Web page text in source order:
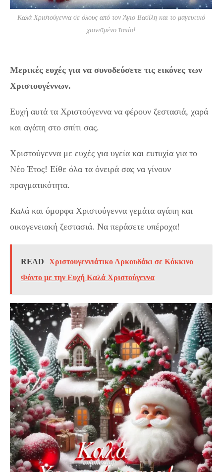
Καλά Χριστούγεννα σε όλους από τον Άγιο Βασίλη και το μαγευτικό
χιονισμένο τοπίο!
Μερικές ευχές για να συνοδεύσετε τις εικόνες των
Χριστουγέννων.
Ευχή αυτά τα Χριστούγεννα να φέρουν ζεστασιά, χαρά
και αγάπη στο σπίτι σας.
Χριστούγεννα με ευχές για υγεία και ευτυχία για το
Νέο Έτος! Είθε όλα τα όνειρά σας να γίνουν
πραγματικότητα.
Καλά και όμορφα Χριστούγεννα γεμάτα αγάπη και
οικογενειακή ζεστασιά. Να περάσετε υπέροχα!
READ
Χριστουγεννιάτικο Αρκουδάκι σε Κόκκινο
Φόντο με την Ευχή Καλά Χριστούγεννα